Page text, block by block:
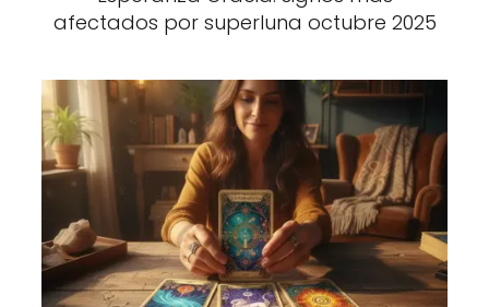
afectados por superluna octubre 2025